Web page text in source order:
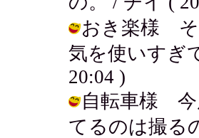
おき楽様 そ
気を使いすぎ
20:04 )
自転車様 今
てるのは撮る